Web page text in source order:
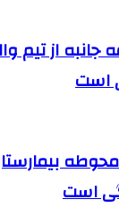
از تیم
است
است